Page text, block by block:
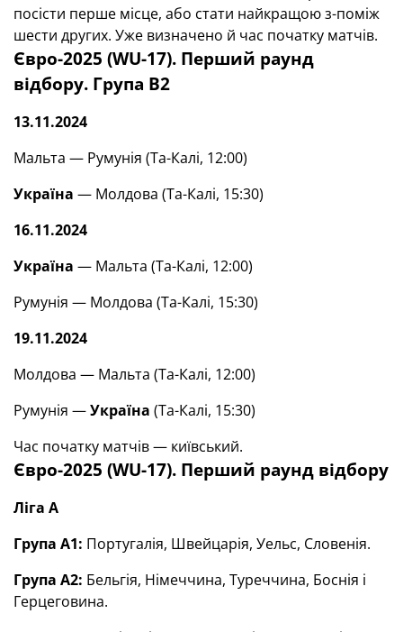
посісти перше місце, або стати найкращою з-поміж
шести других. Уже визначено й час початку матчів.
Євро-2025 (WU-17). Перший раунд
відбору. Група В2
13.11.2024
Мальта — Румунія (Та-Калі, 12:00)
Україна — Молдова (Та-Калі, 15:30)
16.11.2024
Україна — Мальта (Та-Калі, 12:00)
Румунія — Молдова (Та-Калі, 15:30)
19.11.2024
Молдова — Мальта (Та-Калі, 12:00)
Румунія —Україна (Та-Калі, 15:30)
Час початку матчів — київський.
Євро-2025 (WU-17). Перший раунд відбору
Ліга А
Група А1: Португалія, Швейцарія, Уельс, Словенія.
Група А2: Бельгія, Німеччина, Туреччина, Боснія і
Герцеговина.